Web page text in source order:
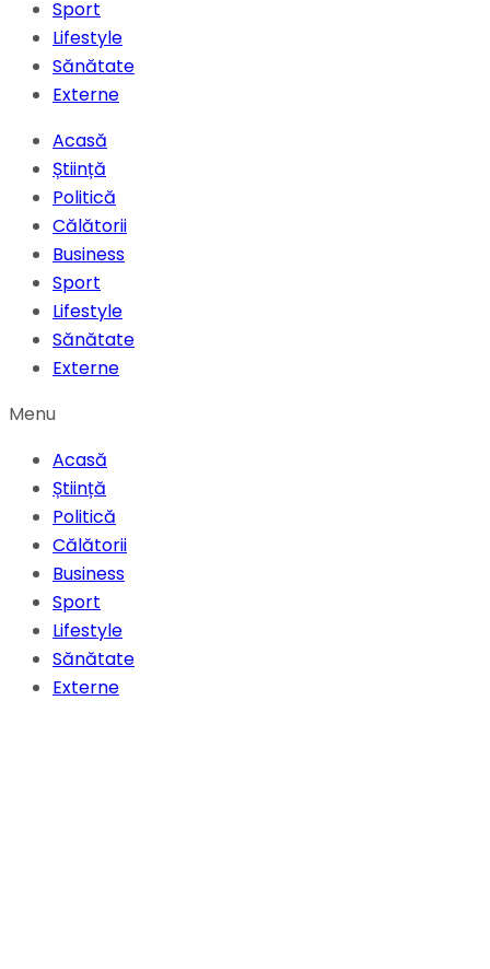
Sport
Lifestyle
Sănătate
Externe
Acasă
Știință
Politică
Călătorii
Business
Sport
Lifestyle
Sănătate
Externe
Menu
Acasă
Știință
Politică
Călătorii
Business
Sport
Lifestyle
Sănătate
Externe